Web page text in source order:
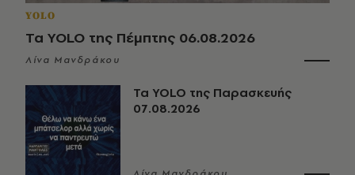
YOLO
Τα YOLO της Πέμπτης 06.08.2026
Λίνα Μανδράκου
Τα YOLO της Παρασκευής
07.08.2026